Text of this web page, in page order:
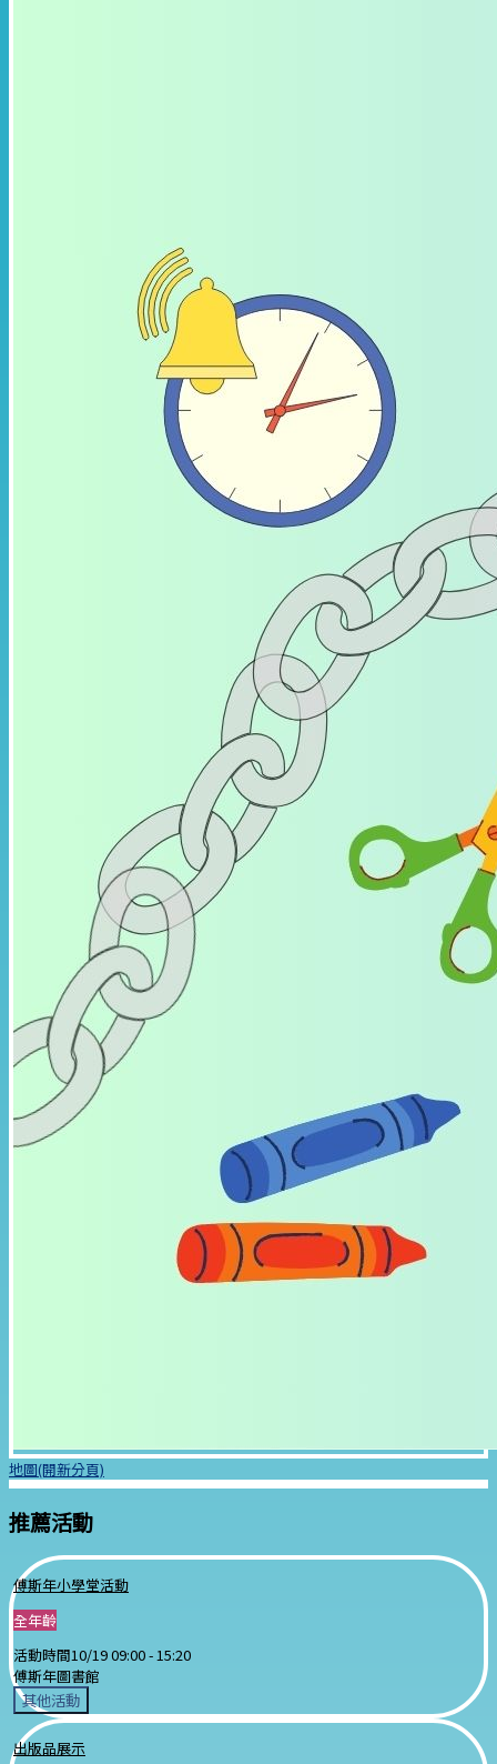
地圖(開新分頁)
推薦活動
傅斯年小學堂活動
全年齡
活動時間10/19 09:00 -15:20
傅斯年圖書館
其他活動
出版品展示